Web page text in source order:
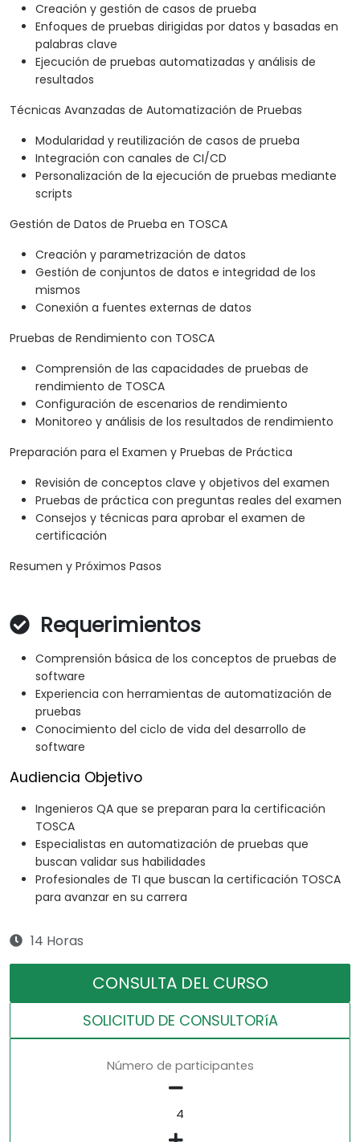
Creación y gestión de casos de prueba
Enfoques de pruebas dirigidas por datos y basadas en
palabras clave
Ejecución de pruebas automatizadas y análisis de
resultados
Técnicas Avanzadas de Automatización de Pruebas
Modularidad y reutilización de casos de prueba
Integración con canales de CI/CD
Personalización de la ejecución de pruebas mediante
scripts
Gestión de Datos de Prueba en TOSCA
Creación y parametrización de datos
Gestión de conjuntos de datos e integridad de los
mismos
Conexión a fuentes externas de datos
Pruebas de Rendimiento con TOSCA
Comprensión de las capacidades de pruebas de
rendimiento de TOSCA
Configuración de escenarios de rendimiento
Monitoreo y análisis de los resultados de rendimiento
Preparación para el Examen y Pruebas de Práctica
Revisión de conceptos clave y objetivos del examen
Pruebas de práctica con preguntas reales del examen
Consejos y técnicas para aprobar el examen de
certificación
Resumen y Próximos Pasos
Requerimientos
Comprensión básica de los conceptos de pruebas de
software
Experiencia con herramientas de automatización de
pruebas
Conocimiento del ciclo de vida del desarrollo de
software
Audiencia Objetivo
Ingenieros QA que se preparan para la certificación
TOSCA
Especialistas en automatización de pruebas que
buscan validar sus habilidades
Profesionales de TI que buscan la certificación TOSCA
para avanzar en su carrera
14 Horas
CONSULTA DEL CURSO
SOLICITUD DE CONSULTORíA
Número de participantes